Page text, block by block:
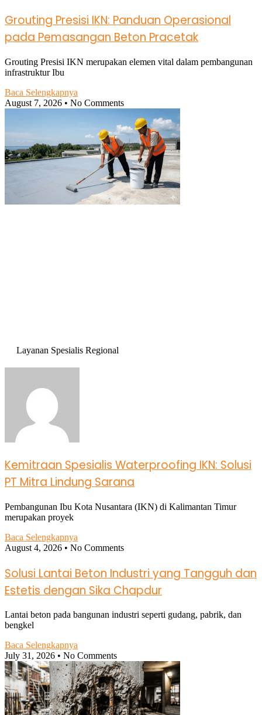
Grouting Presisi IKN: Panduan Operasional
pada Pemasangan Beton Pracetak
Grouting Presisi IKN merupakan elemen vital dalam pembangunan
infrastruktur Ibu
Baca Selengkapnya
August 7, 2026
No Comments
Layanan Spesialis Regional
Kemitraan Spesialis Waterproofing IKN: Solusi
PT Mitra Lindung Sarana
Pembangunan Ibu Kota Nusantara (IKN) di Kalimantan Timur
merupakan proyek
Baca Selengkapnya
August 4, 2026
No Comments
Solusi Lantai Beton Industri yang Tangguh dan
Estetis dengan Sika Chapdur
Lantai beton pada bangunan industri seperti gudang, pabrik, dan
bengkel
Baca Selengkapnya
July 31, 2026
No Comments